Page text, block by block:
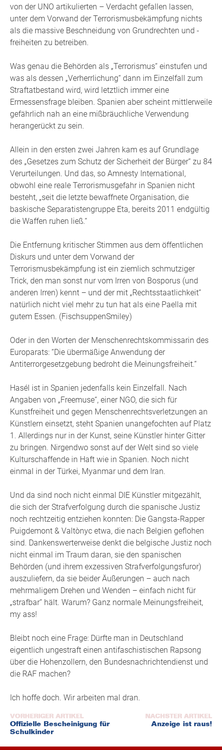
von der UNO artikulierten – Verdacht gefallen lassen,
unter dem Vorwand der Terrorismusbekämpfung nichts
als die massive Beschneidung von Grundrechten und -
freiheiten zu betreiben.
Was genau die Behörden als „Terrorismus“ einstufen und
was als dessen „Verherrlichung“ dann im Einzelfall zum
Straftatbestand wird, wird letztlich immer eine
Ermessensfrage bleiben. Spanien aber scheint mittlerweile
gefährlich nah an eine mißbräuchliche Verwendung
herangerückt zu sein.
Allein in den ersten zwei Jahren kam es auf Grundlage
des „Gesetzes zum Schutz der Sicherheit der Bürger“ zu 84
Verurteilungen. Und das, so Amnesty International,
obwohl eine reale Terrorismusgefahr in Spanien nicht
besteht, „seit die letzte bewaffnete Organisation, die
baskische Separatistengruppe Eta, bereits 2011 endgültig
die Waffen ruhen ließ.“
Die Entfernung kritischer Stimmen aus dem öffentlichen
Diskurs und unter dem Vorwand der
Terrorismusbekämpfung ist ein ziemlich schmutziger
Trick, den man sonst nur vom Irren von Bosporus (und
anderen Irren) kennt – und der mit „Rechtsstaatlichkeit“
natürlich nicht viel mehr zu tun hat als eine Paella mit
gutem Essen. (FischsuppenSmiley)
Oder in den Worten der Menschenrechtskommissarin des
Europarats: “Die übermäßige Anwendung der
Antiterrorgesetzgebung bedroht die Meinungsfreiheit.“
Hasél ist in Spanien jedenfalls kein Einzelfall. Nach
Angaben von „Freemuse“, einer NGO, die sich für
Kunstfreiheit und gegen Menschenrechtsverletzungen an
Künstlern einsetzt, steht Spanien unangefochten auf Platz
1. Allerdings nur in der Kunst, seine Künstler hinter Gitter
zu bringen. Nirgendwo sonst auf der Welt sind so viele
Kulturschaffende in Haft wie in Spanien. Noch nicht
einmal in der Türkei, Myanmar und dem Iran.
Und da sind noch nicht einmal DIE Künstler mitgezählt,
die sich der Strafverfolgung durch die spanische Justiz
noch rechtzeitig entziehen konnten: Die Gangsta-Rapper
Puigdemont & Valtònyc etwa, die nach Belgien geflohen
sind. Dankenswerterweise denkt die belgische Justiz noch
nicht einmal im Traum daran, sie den spanischen
Behörden (und ihrem exzessiven Strafverfolgungsfuror)
auszuliefern, da sie beider Äußerungen – auch nach
mehrmaligem Drehen und Wenden – einfach nicht für
„strafbar“ hält. Warum? Ganz normale Meinungsfreiheit,
my ass!
Bleibt noch eine Frage: Dürfte man in Deutschland
eigentlich ungestraft einen antifaschistischen Rapsong
über die Hohenzollern, den Bundesnachrichtendienst und
die RAF machen?
Ich hoffe doch. Wir arbeiten mal dran.
Beitragsnavigation
Offizielle Bescheinigung für
Schulkinder
Anzeige ist raus!